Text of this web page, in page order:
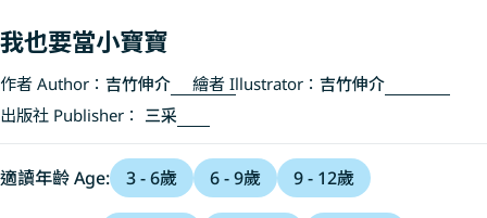
我也要當小寶寶
作者 Author： 吉竹伸介 繪者 Illustrator： 吉竹伸介
出版社 Publisher： 三采
適讀年齡 Age: 3 - 6歲 6 - 9歲 9 - 12歲